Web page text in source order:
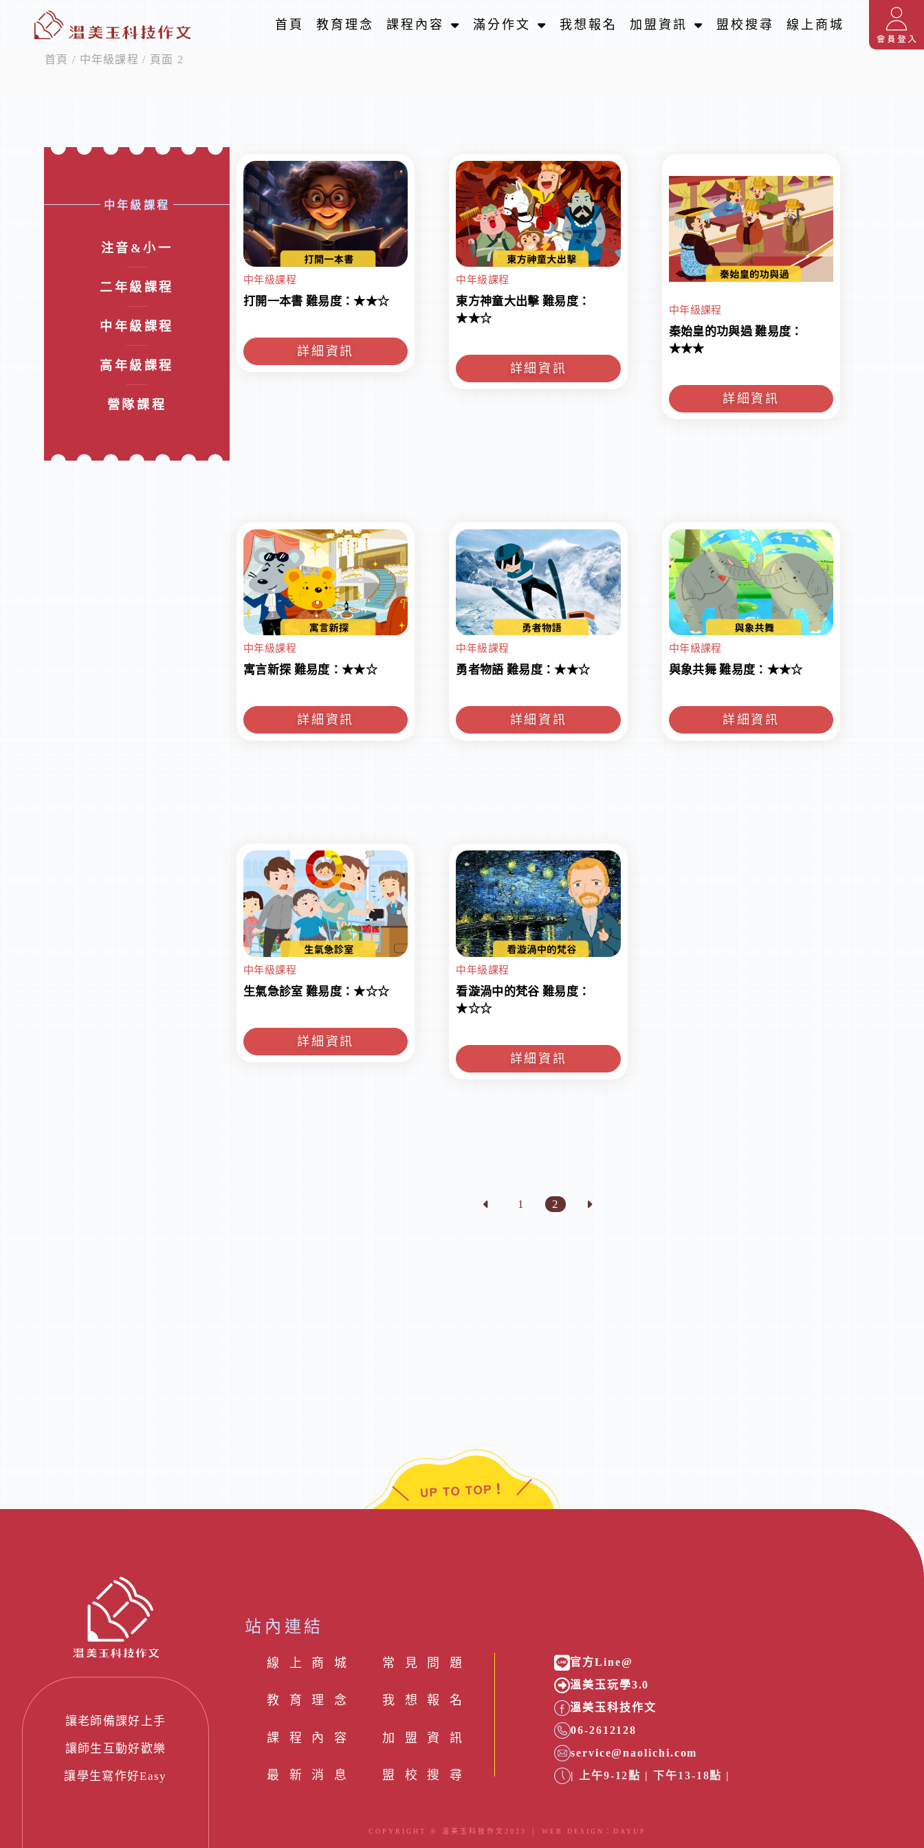
首頁 教育理念 課程內容 滿分作文 我想報名 加盟資訊 盟校搜尋 線上商城
首頁 / 中年級課程 / 頁面 2
中年級課程
注音&小一
二年級課程
中年級課程
高年級課程
營隊課程
中年級課程
打開一本書 難易度：★★☆
詳細資訊
中年級課程
東方神童大出擊 難易度：
★★☆
詳細資訊
中年級課程
秦始皇的功與過 難易度：
★★★
詳細資訊
中年級課程
寓言新探 難易度：★★☆
詳細資訊
中年級課程
勇者物語 難易度：★★☆
詳細資訊
中年級課程
與象共舞 難易度：★★☆
詳細資訊
中年級課程
生氣急診室 難易度：★☆☆
詳細資訊
中年級課程
看漩渦中的梵谷 難易度：
★☆☆
詳細資訊
1 2
讓老師備課好上手
讓師生互動好歡樂
讓學生寫作好Easy
站內連結
線 上 商 城
教育理念
課程內容
最新消息
常見問題
我想報名
加盟資訊
盟校搜尋
官方Line@
溫美玉玩學3.0
溫美玉科技作文
06-2612128
service@naolichi.com
|
上午9-12點 | 下午13-18點 |
COPYRIGHT © 溫美玉科技作文2023 │ WEB DESIGN：DAYUP